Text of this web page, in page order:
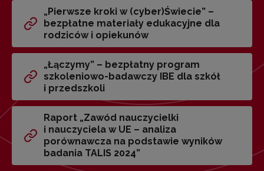
„Pierwsze kroki w (cyber)Świecie” –
bezpłatne materiały edukacyjne dla
rodziców i opiekunów
„Łączymy” – bezpłatny program
szkoleniowo-badawczy IBE dla szkół
i przedszkoli
Raport „Zawód nauczycielki
i nauczyciela w UE – analiza
porównawcza na podstawie wyników
badania TALIS 2024”